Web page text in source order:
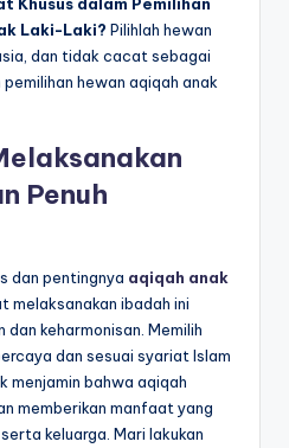
Laki-Laki? Pilihlah hewan
dan tidak cacat sebagai
hewan aqiqah anak
Penuh
dan pentingnya aqiqah anak
melaksanakan ibadah ini
dan keharmonisan. Memilih
dan sesuai syariat Islam
menjamin bahwa aqiqah
memberikan manfaat yang
keluarga. Mari lakukan